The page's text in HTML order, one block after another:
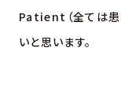
Patient（全ては患
いと思います。